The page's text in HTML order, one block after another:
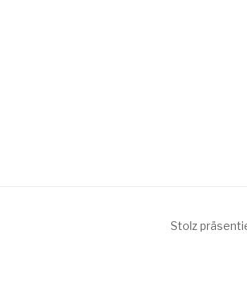
Stolz